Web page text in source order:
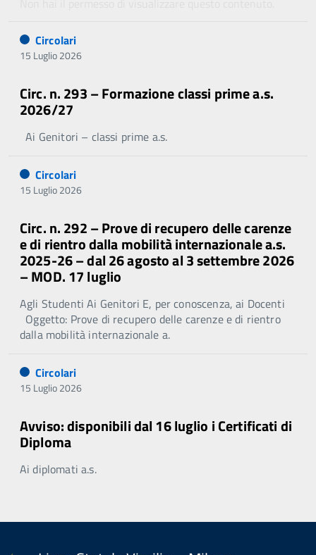
Circolari
15 Luglio 2026
Circ. n. 293 – Formazione classi prime a.s.
2026/27
Ai Genitori – classi prime a.s.
Circolari
15 Luglio 2026
Circ. n. 292 – Prove di recupero delle carenze
e di rientro dalla mobilità internazionale a.s.
2025-26 – dal 26 agosto al 3 settembre 2026
– MOD. 17 luglio
Agli Studenti Ai Genitori E, per conoscenza, ai Docenti
Oggetto: Prove di recupero delle carenze e di rientro
dalla mobilità internazionale a.
Circolari
15 Luglio 2026
Avviso: disponibili dal 16 luglio i Certificati di
Diploma
Ai diplomati a.s.